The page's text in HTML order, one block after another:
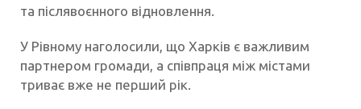
та післявоєнного відновлення.
У Рівному наголосили, що Харків є важливим
партнером громади, а співпраця між містами
триває вже не перший рік.